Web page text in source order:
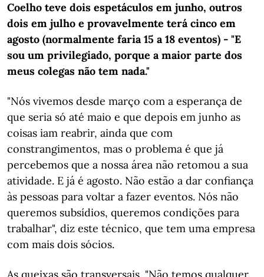
Coelho teve dois espetáculos em junho, outros
dois em julho e provavelmente terá cinco em
agosto (normalmente faria 15 a 18 eventos) - "E
sou um privilegiado, porque a maior parte dos
meus colegas não tem nada."
"Nós vivemos desde março com a esperança de
que seria só até maio e que depois em junho as
coisas iam reabrir, ainda que com
constrangimentos, mas o problema é que já
percebemos que a nossa área não retomou a sua
atividade. E já é agosto. Não estão a dar confiança
às pessoas para voltar a fazer eventos. Nós não
queremos subsídios, queremos condições para
trabalhar", diz este técnico, que tem uma empresa
com mais dois sócios.